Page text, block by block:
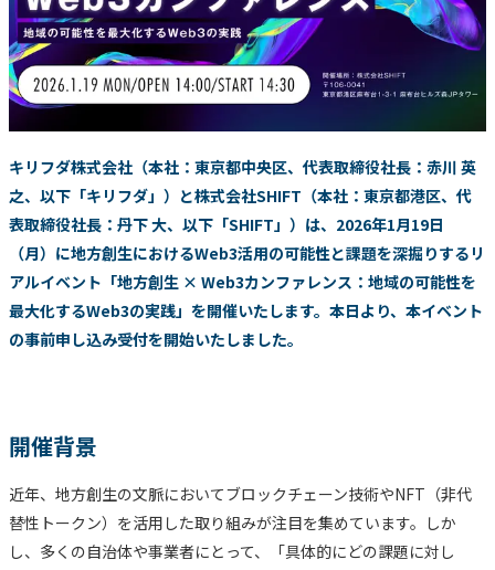
キリフダ株式会社（本社：東京都中央区、代表取締役社長：赤川 英
之、以下「キリフダ」）と株式会社SHIFT（本社：東京都港区、代
表取締役社長：丹下 大、以下「SHIFT」）は、2026年1月19日
（月）に地方創生におけるWeb3活用の可能性と課題を深掘りするリ
アルイベント「地方創生 × Web3カンファレンス：地域の可能性を
最大化するWeb3の実践」を開催いたします。本日より、本イベント
の事前申し込み受付を開始いたしました。
開催背景
近年、地方創生の文脈においてブロックチェーン技術やNFT（非代
替性トークン）を活用した取り組みが注目を集めています。しか
し、多くの自治体や事業者にとって、「具体的にどの課題に対し